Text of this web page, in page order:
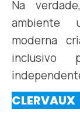
Na
ambiente
moderna
inclusivo
CLERVAUX